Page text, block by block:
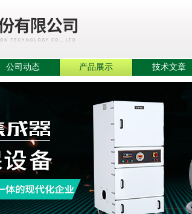
公司动态 产品展示 技术文章